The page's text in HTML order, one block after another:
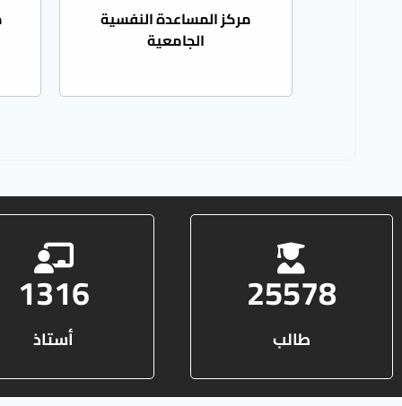
مركز المساعدة النفسية
الجامعية
25578
طالب
1316
أستاذ